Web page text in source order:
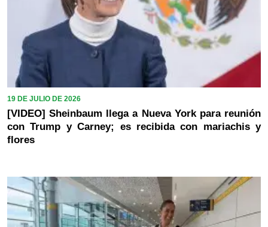
19 DE JULIO DE 2026
[VIDEO] Sheinbaum llega a Nueva York para reunión
con Trump y Carney; es recibida con mariachis y
flores